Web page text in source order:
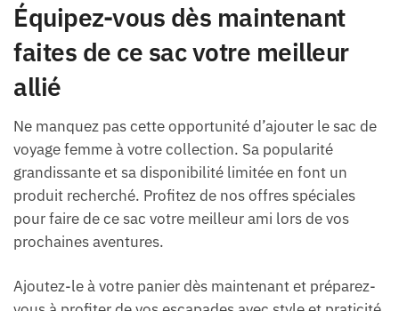
Équipez-vous dès maintenant
faites de ce sac votre meilleur
allié
Ne manquez pas cette opportunité d’ajouter le sac de
voyage femme à votre collection. Sa popularité
grandissante et sa disponibilité limitée en font un
produit recherché. Profitez de nos offres spéciales
pour faire de ce sac votre meilleur ami lors de vos
prochaines aventures.
Ajoutez-le à votre panier dès maintenant et préparez-